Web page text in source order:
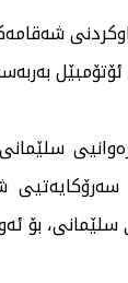
ئەو مەبەستە ئەم